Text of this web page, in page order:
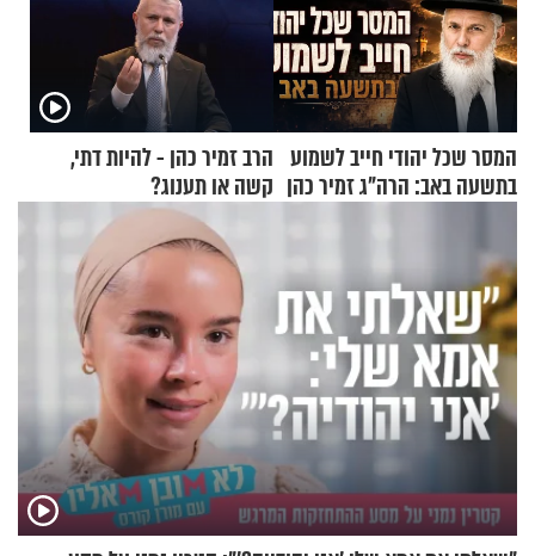
המסר שכל יהודי חייב לשמוע
בתשעה באב: הרה"ג זמיר כהן
הרב זמיר כהן - להיות דתי,
קשה או תענוג?